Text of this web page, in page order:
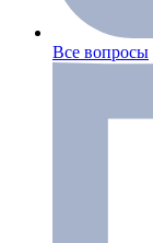
Все вопросы